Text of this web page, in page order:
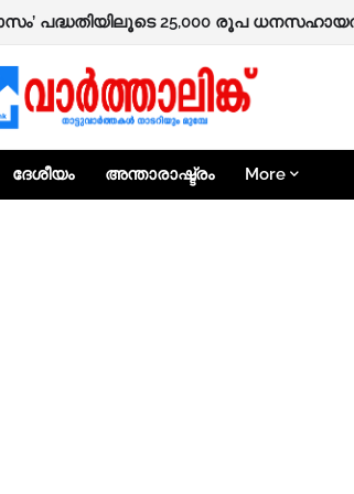
പദ്ധതിയിലൂടെ 25,000 രൂപ
വിതരണത്തിൽ നിന്ന് സഹകരണ
ദേശീയം അന്താരാഷ്ട്രം More